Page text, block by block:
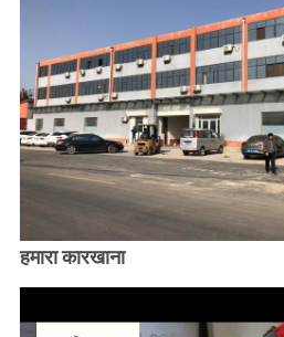
हमारा कारखाना